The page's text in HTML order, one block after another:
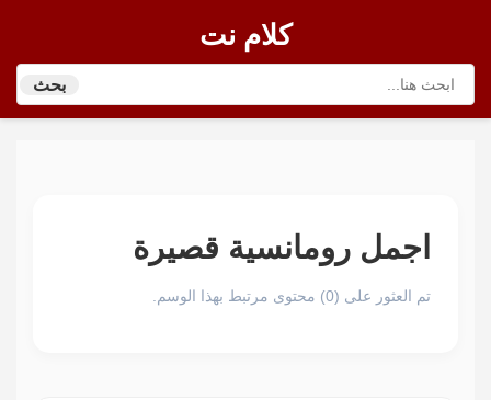
كلام نت
بحث
اجمل رومانسية قصيرة
تم العثور على (0) محتوى مرتبط بهذا الوسم.